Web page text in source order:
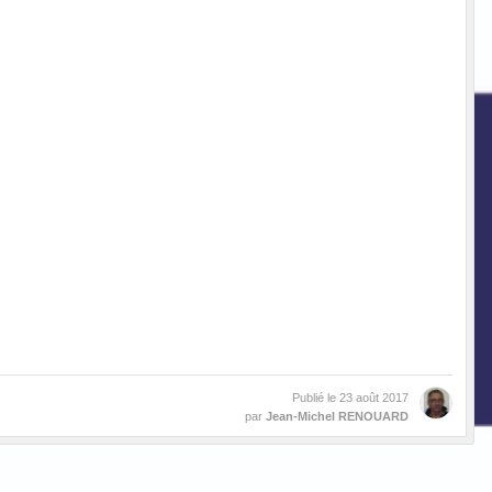
Publié le 23 août 2017
par Jean-Michel RENOUARD